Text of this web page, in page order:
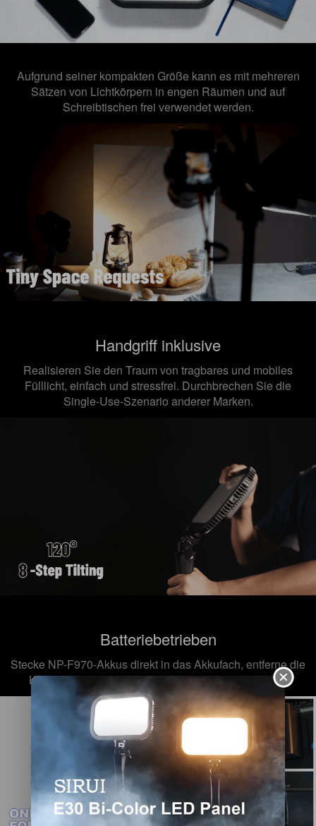
Aufgrund seiner kompakten Größe kann es mit mehreren
Sätzen von Lichtkörpern in engen Räumen und auf
Schreibtischen frei verwendet werden.
Handgriff inklusive
Realisieren Sie den Traum von tragbares und mobiles
Fülllicht, einfach und stressfrei. Durchbrechen Sie die
Single-Use-Szenario anderer Marken.
Batteriebetrieben
Stecke NP-F970-Akkus direkt in das Akkufach, entferne die
Kabelfesseln und bewege dich so frei wie
nie zuvor.